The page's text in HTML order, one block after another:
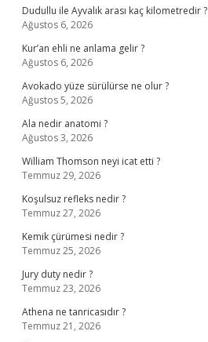
Dudullu ile Ayvalık arası kaç kilometredir ?
Ağustos 6, 2026
Kur’an ehli ne anlama gelir ?
Ağustos 6, 2026
Avokado yüze sürülürse ne olur ?
Ağustos 5, 2026
Ala nedir anatomi ?
Ağustos 3, 2026
William Thomson neyi icat etti ?
Temmuz 29, 2026
Koşulsuz refleks nedir ?
Temmuz 27, 2026
Kemik çürümesi nedir ?
Temmuz 25, 2026
Jury duty nedir ?
Temmuz 23, 2026
Athena ne tanricasıdır ?
Temmuz 21, 2026